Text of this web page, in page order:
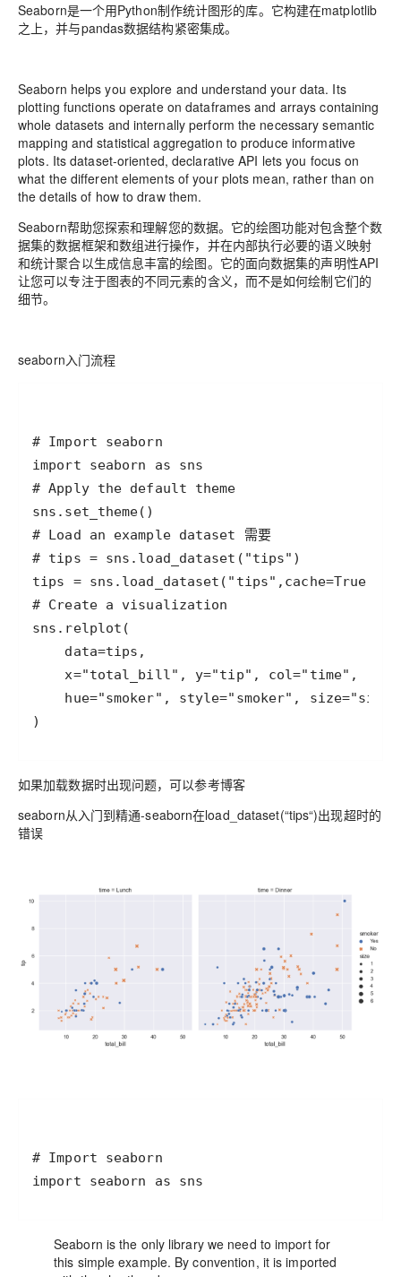
Seaborn是一个用Python制作统计图形的库。它构建在matplotlib
之上，并与pandas数据结构紧密集成。
Seaborn helps you explore and understand your data. Its
plotting functions operate on dataframes and arrays containing
whole datasets and internally perform the necessary semantic
mapping and statistical aggregation to produce informative
plots. Its dataset-oriented, declarative API lets you focus on
what the different elements of your plots mean, rather than on
the details of how to draw them.
Seaborn帮助您探索和理解您的数据。它的绘图功能对包含整个数
据集的数据框架和数组进行操作，并在内部执行必要的语义映射
和统计聚合以生成信息丰富的绘图。它的面向数据集的声明性API
让您可以专注于图表的不同元素的含义，而不是如何绘制它们的
细节。
seaborn入门流程
# Load an example dataset 需要
如果加载数据时出现问题，可以参考博客
seaborn从入门到精通-seaborn在load_dataset(“tips“)出现超时的
错误
Seaborn is the only library we need to import for
this simple example. By convention, it is imported